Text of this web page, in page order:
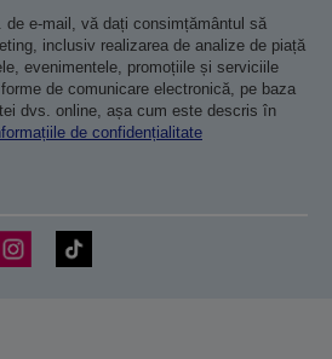
de e-mail, vă dați consimțământul să
inclusiv realizarea de analize de piață
evenimentele, promoțiile și serviciile
de comunicare electronică, pe baza
dvs. online, așa cum este descris în
de confidențialitate